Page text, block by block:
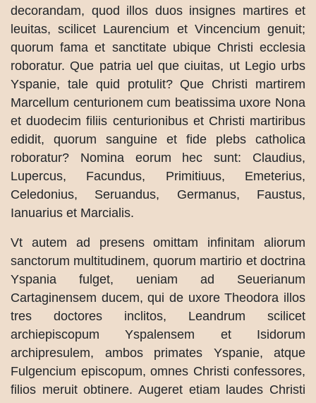
decorandam, quod illos duos insignes martires et
leuitas, scilicet Laurencium et Vincencium genuit;
quorum fama et sanctitate ubique Christi ecclesia
roboratur. Que patria uel que ciuitas, ut Legio urbs
Yspanie, tale quid protulit? Que Christi martirem
Marcellum centurionem cum beatissima uxore Nona
et duodecim filiis centurionibus et Christi martiribus
edidit, quorum sanguine et fide plebs catholica
roboratur? Nomina eorum hec sunt: Claudius,
Lupercus, Facundus, Primitiuus, Emeterius,
Celedonius, Seruandus, Germanus, Faustus,
Ianuarius et Marcialis.
Vt autem ad presens omittam infinitam aliorum
sanctorum multitudinem, quorum martirio et doctrina
Yspania fulget, ueniam ad Seuerianum
Cartaginensem ducem, qui de uxore Theodora illos
tres doctores inclitos, Leandrum scilicet
archiepiscopum Yspalensem et Isidorum
archipresulem, ambos primates Yspanie, atque
Fulgencium episcopum, omnes Christi confessores,
filios meruit obtinere. Augeret etiam laudes Christi